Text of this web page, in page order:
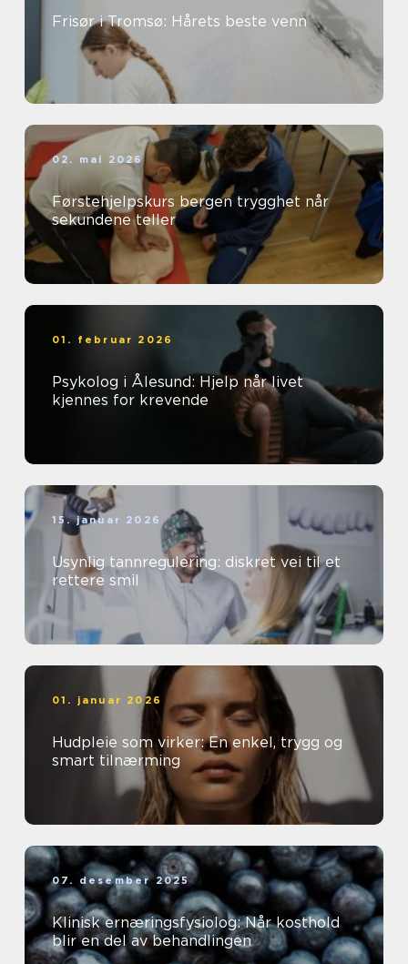
Frisør i Tromsø: Hårets beste venn
02. mai 2026
Førstehjelpskurs bergen trygghet når
sekundene teller
01. februar 2026
Psykolog i Ålesund: Hjelp når livet
kjennes for krevende
15. januar 2026
Usynlig tannregulering: diskret vei til et
rettere smil
01. januar 2026
Hudpleie som virker: En enkel, trygg og
smart tilnærming
07. desember 2025
Klinisk ernæringsfysiolog: Når kosthold
blir en del av behandlingen